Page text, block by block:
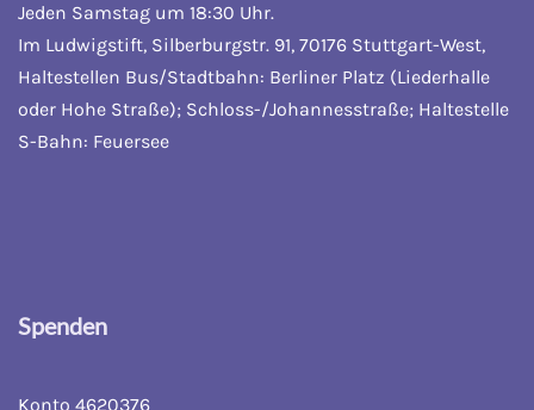
Jeden Samstag um 18:30 Uhr.
Im Ludwigstift, Silberburgstr. 91, 70176 Stuttgart-West,
Haltestellen Bus/Stadtbahn: Berliner Platz (Liederhalle
oder Hohe Straße); Schloss-/Johannesstraße; Haltestelle
S-Bahn: Feuersee
Spenden
Konto 4620376